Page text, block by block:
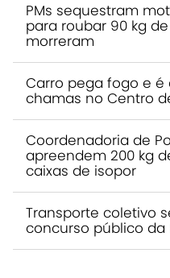
PMs sequestram
para roubar 90 kg
morreram
Carro pega fogo e
chamas no Centro
Coordenadoria de
apreendem 200 kg
caixas de isopor
Transporte coletivo
concurso público da